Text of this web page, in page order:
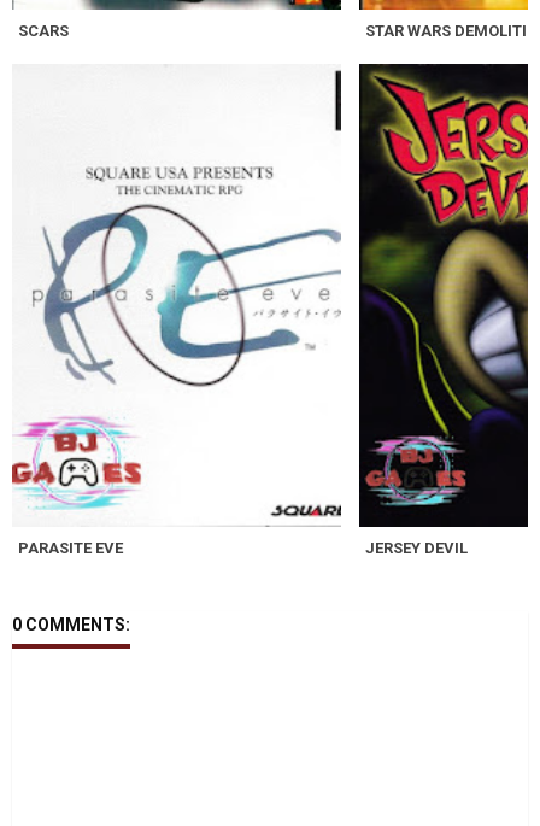
SCARS STAR WARS
PARASITE EVE JERSEY DEVIL
0 COMMENTS: